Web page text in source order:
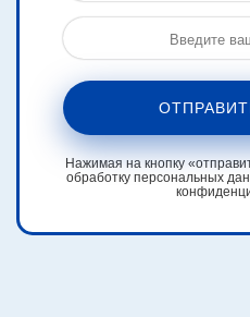
Нажимая на кнопку
обработку персональных